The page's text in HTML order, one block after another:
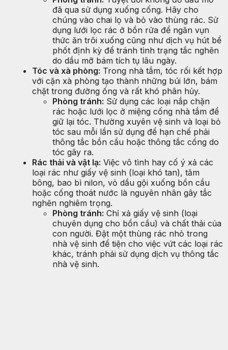
đã qua sử dụng xuống cống. Hãy cho
chúng vào chai lọ và bỏ vào thùng rác. Sử
dụng lưới lọc rác ở bồn rửa để ngăn vụn
thức ăn trôi xuống cũng như dịch vụ hút bể
phốt định kỳ để tránh tình trạng tắc nghẽn
do dầu mỡ bám tích tụ lâu ngày.
Tóc và xà phòng: Trong nhà tắm, tóc rối kết hợp
với cặn xà phòng tạo thành những búi lớn, bám
chặt trong đường ống và rất khó phân hủy.
Phòng tránh: Sử dụng các loại nắp chặn
rác hoặc lưới lọc ở miệng cống nhà tắm để
giữ lại tóc. Thường xuyên vệ sinh và loại bỏ
tóc sau mỗi lần sử dụng để hạn chế phải
thông tắc bồn cầu hoặc thông tắc cống do
tóc gây ra.
Rác thải và vật lạ: Việc vô tình hay cố ý xả các
loại rác như giấy vệ sinh (loại khó tan), tăm
bông, bao bì nilon, vỏ dầu gội xuống bồn cầu
hoặc cống thoát nước là nguyên nhân gây tắc
nghẽn nghiêm trọng.
Phòng tránh: Chỉ xả giấy vệ sinh (loại
chuyên dụng cho bồn cầu) và chất thải của
con người. Đặt một thùng rác nhỏ trong
nhà vệ sinh để tiện cho việc vứt các loại rác
khác, tránh phải sử dụng dịch vụ thông tắc
nhà vệ sinh.